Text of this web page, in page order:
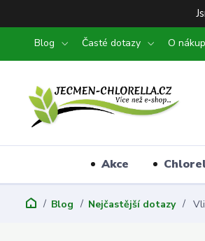
Blog Časté dotazy O
Akce
Blog Nejčastější dotazy